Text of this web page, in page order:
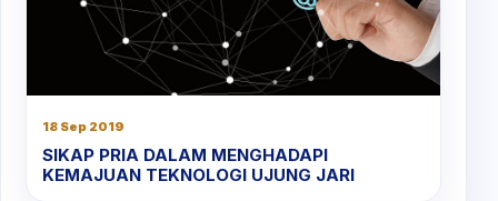
18 Sep 2019
SIKAP PRIA DALAM MENGHADAPI
KEMAJUAN TEKNOLOGI UJUNG JARI